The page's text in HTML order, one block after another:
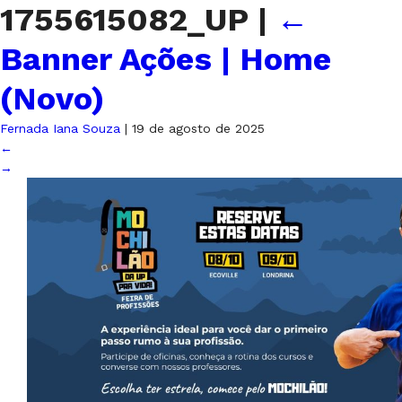
1755615082_UP | ←
Banner Ações | Home
(Novo)
Fernada Iana Souza | 19 de agosto de 2025
←
→